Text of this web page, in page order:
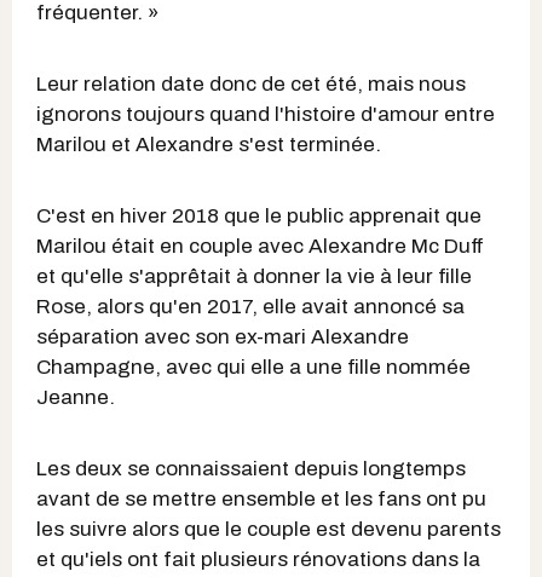
fréquenter. »
Leur relation date donc de cet été, mais nous
ignorons toujours quand l'histoire d'amour entre
Marilou et Alexandre s'est terminée.
C'est en hiver 2018 que le public apprenait que
Marilou était en couple avec Alexandre Mc Duff
et qu'elle s'apprêtait à donner la vie à leur fille
Rose, alors qu'en 2017, elle avait annoncé sa
séparation avec son ex-mari Alexandre
Champagne, avec qui elle a une fille nommée
Jeanne.
Les deux se connaissaient depuis longtemps
avant de se mettre ensemble et les fans ont pu
les suivre alors que le couple est devenu parents
et qu'iels ont fait plusieurs rénovations dans la